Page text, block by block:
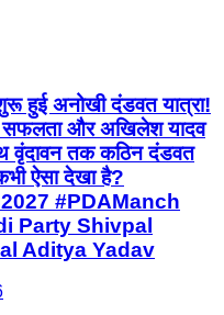
हुई अनोखी दंडवत यात्रा!
और अखिलेश यादव
वृंदावन तक कठिन दंडवत
ऐसा देखा है?
#PDAManch
Party Shivpal
Aditya Yadav